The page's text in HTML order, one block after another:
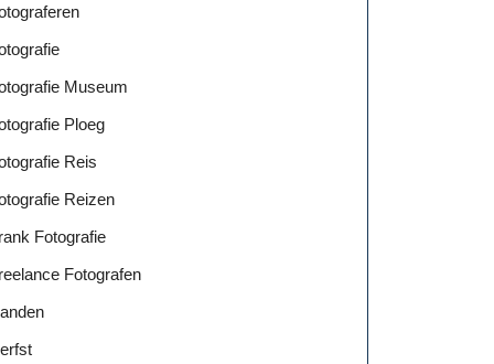
Museum
Ploeg
Reis
Reizen
Fotografie
Fotografen